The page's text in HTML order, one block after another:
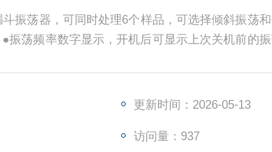
振荡器，可同时处理6个样品，可选择倾斜振荡
振荡频率数字显示，开机后可显示上次关机前的
更新时间：2026-05-13
访问量：937